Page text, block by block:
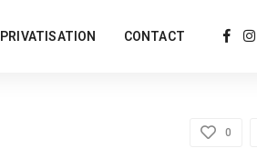
PRIVATISATION CONTACT
0